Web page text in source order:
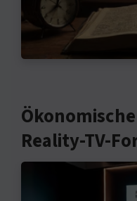
Reality-TV-